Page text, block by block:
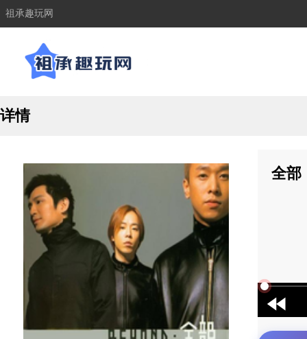
祖承趣玩网
详情
全部